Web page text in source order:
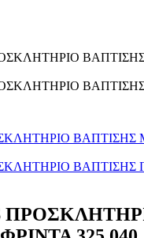
ΒΑΠΤΙΣΗΣ
ΒΑΠΤΙΣΗΣ